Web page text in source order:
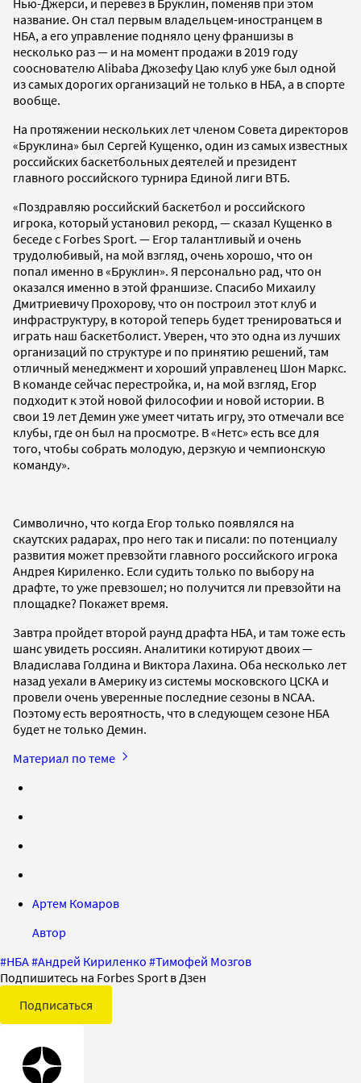
название. Он стал первым владельцем-иностранцем в
НБА, а его управление подняло цену франшизы в
несколько раз — и на момент продажи в 2019 году
сооснователю Alibaba Джозефу Цаю клуб уже был одной
из самых дорогих организаций не только в НБА, а в спорте
вообще.
На протяжении нескольких лет членом Совета директоров
«Бруклина» был Сергей Кущенко, один из самых известных
российских баскетбольных деятелей и президент
главного российского турнира Единой лиги ВТБ.
«Поздравляю российский баскетбол и российского
игрока, который установил рекорд, — сказал Кущенко в
беседе с Forbes Sport. — Егор талантливый и очень
трудолюбивый, на мой взгляд, очень хорошо, что он
попал именно в «Бруклин». Я персонально рад, что он
оказался именно в этой франшизе. Спасибо Михаилу
Дмитриевичу Прохорову, что он построил этот клуб и
инфраструктуру, в которой теперь будет тренироваться и
играть наш баскетболист. Уверен, что это одна из лучших
организаций по структуре и по принятию решений, там
отличный менеджмент и хороший управленец Шон Маркс.
В команде сейчас перестройка, и, на мой взгляд, Егор
подходит к этой новой философии и новой истории. В
свои 19 лет Демин уже умеет читать игру, это отмечали все
клубы, где он был на просмотре. В «Нетс» есть все для
того, чтобы собрать молодую, дерзкую и чемпионскую
команду».
Символично, что когда Егор только появлялся на
скаутских радарах, про него так и писали: по потенциалу
развития может превзойти главного российского игрока
Андрея Кириленко. Если судить только по выбору на
драфте, то уже превзошел; но получится ли превзойти на
площадке? Покажет время.
Завтра пройдет второй раунд драфта НБА, и там тоже есть
шанс увидеть россиян. Аналитики котируют двоих —
Владислава Голдина и Виктора Лахина. Оба несколько лет
назад уехали в Америку из системы московского ЦСКА и
провели очень уверенные последние сезоны в NCAA.
Поэтому есть вероятность, что в следующем сезоне НБА
будет не только Демин.
Материал по теме
Артем Комаров
Автор
#НБА#Андрей Кириленко #Тимофей Мозгов
Подпишитесь на Forbes Sport в Дзен
Подписаться